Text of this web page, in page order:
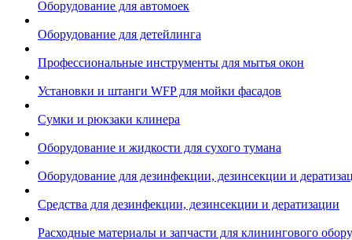
Оборудование для автомоек
Оборудование для детейлинга
Профессиональные инструменты для мытья окон
Установки и штанги WFP для мойки фасадов
Сумки и рюкзаки клинера
Оборудование и жидкости для сухого тумана
Оборудование для дезинфекции, дезинсекции и
Средства для дезинфекции, дезинсекции и дератизации
Расходные материалы и запчасти для клинингового